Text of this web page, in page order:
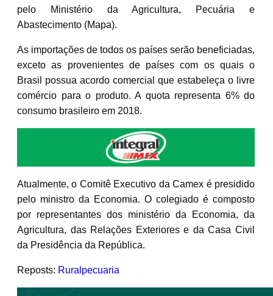
pelo Ministério da Agricultura, Pecuária e
Abastecimento (Mapa).
As importações de todos os países serão beneficiadas,
exceto as provenientes de países com os quais o
Brasil possua acordo comercial que estabeleça o livre
comércio para o produto. A quota representa 6% do
consumo brasileiro em 2018.
Atualmente, o Comitê Executivo da Camex é presidido
pelo ministro da Economia. O colegiado é composto
por representantes dos ministério da Economia, da
Agricultura, das Relações Exteriores e da Casa Civil
da Presidência da República.
Reposts: Ruralpecuaria